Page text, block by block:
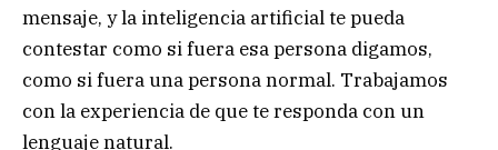
mensaje, y la inteligencia artificial te pueda
contestar como si fuera esa persona digamos,
como si fuera una persona normal. Trabajamos
con la experiencia de que te responda con un
lenguaje natural.